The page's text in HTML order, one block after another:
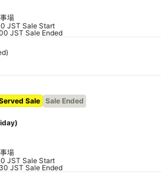
場
JST Sale Start
JST Sale Ended
Sale Sale Ended
)
場
JST Sale Start
JST Sale Ended